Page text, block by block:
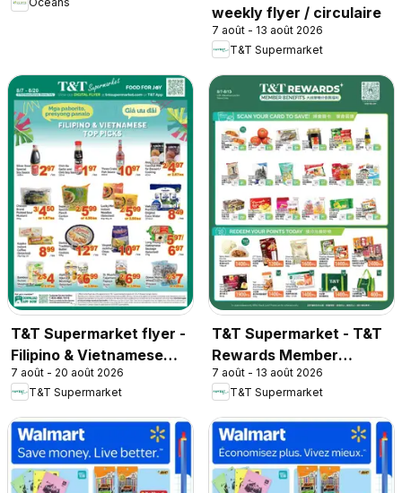
weekly flyer / circulaire
7 août - 13 août 2026
T&T Supermarket
T&T Supermarket flyer -
Filipino & Vietnamese
Top Picks
7 août - 20 août 2026
T&T Supermarket
T&T Supermarket - T&T
Rewards Member
Benefit In-store flyer
7 août - 13 août 2026
T&T Supermarket